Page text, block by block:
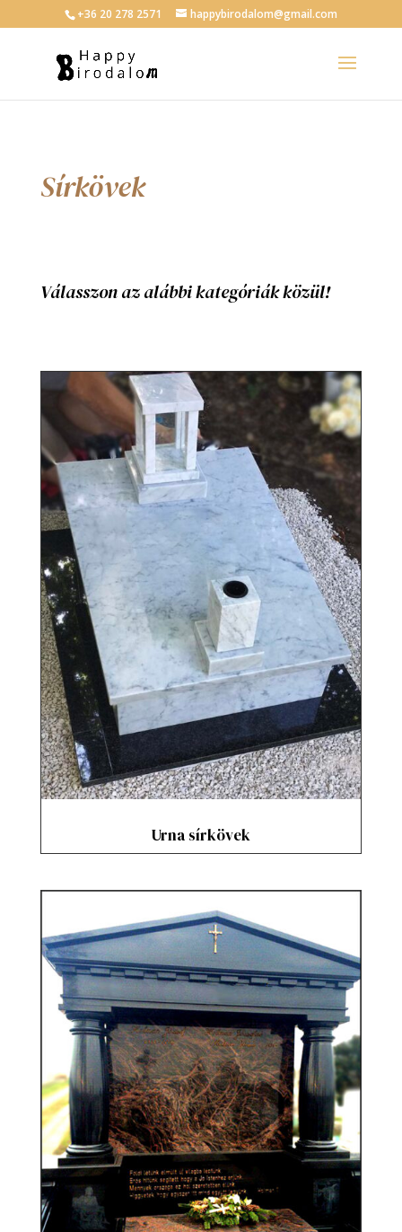
+36 20 278 2571 happybirodalom@gmail.com
Sírkövek
Válasszon az alábbi kategóriák közül!
Urna sírkövek